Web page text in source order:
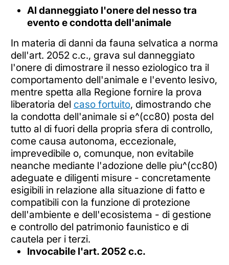
Al danneggiato l'onere del nesso tra
evento e condotta dell'animale
In materia di danni da fauna selvatica a norma
dell'art. 2052 c.c., grava sul danneggiato
l'onere di dimostrare il nesso eziologico tra il
comportamento dell'animale e l'evento lesivo,
mentre spetta alla Regione fornire la prova
liberatoria del caso fortuito, dimostrando che
la condotta dell'animale si e^(cc80) posta del
tutto al di fuori della propria sfera di controllo,
come causa autonoma, eccezionale,
imprevedibile o, comunque, non evitabile
neanche mediante l'adozione delle piu^(cc80)
adeguate e diligenti misure - concretamente
esigibili in relazione alla situazione di fatto e
compatibili con la funzione di protezione
dell'ambiente e dell'ecosistema - di gestione
e controllo del patrimonio faunistico e di
cautela per i terzi.
Invocabile l'art. 2052 c.c.